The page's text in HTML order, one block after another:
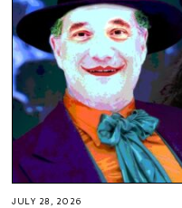
JULY 28, 2026